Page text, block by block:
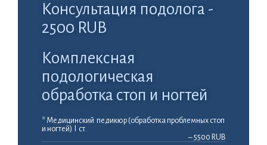
Консультация подолога -
2500 RUB
Комплексная
подологическая
обработка стоп и ногтей
* Медицинский педикюр (обработка проблемных стоп
и ногтей) I ст.
– 5500 RUB